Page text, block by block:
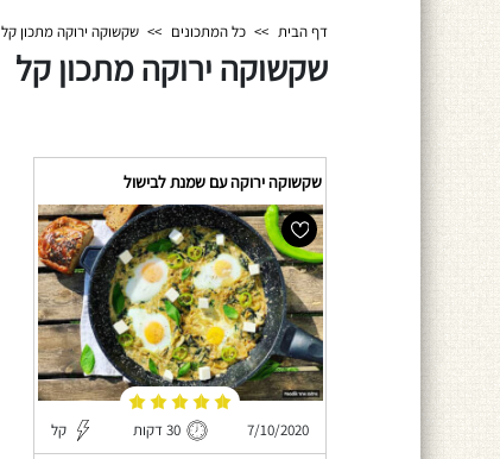
דף הבית >> כל המתכונים >> שקשוקה ירוקה מתכון קל
שקשוקה ירוקה מתכון קל
שקשוקה ירוקה עם שמנת לבישול
7/10/2020 30 דקות קל